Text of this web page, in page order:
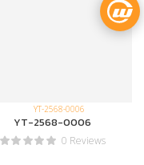
YT-2568-0006
0 Reviews